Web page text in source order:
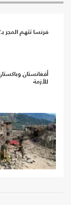
فرنسا تتهم المجر
أفغانستان
للأزمة